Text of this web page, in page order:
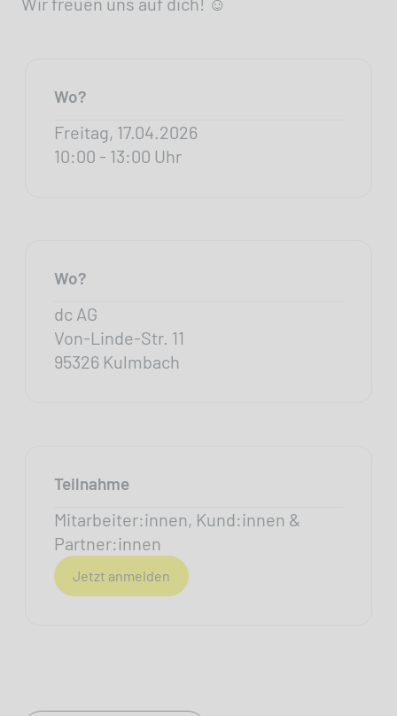
Wo?
Freitag, 17.04.2026
10:00 - 13:00 Uhr
Wo?
dc AG
Von-Linde-Str. 11
95326 Kulmbach
Teilnahme
Mitarbeiter:innen, Kund:innen &
Partner:innen
Jetzt anmelden